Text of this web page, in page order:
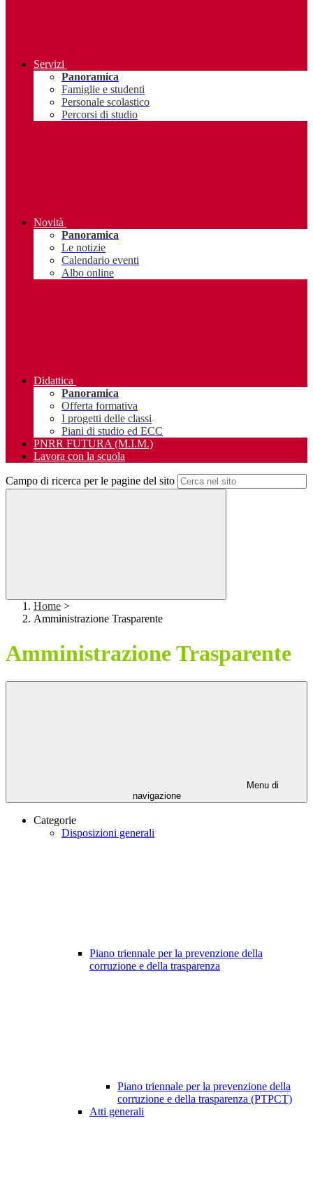
Servizi
Panoramica
Famiglie e studenti
Personale scolastico
Percorsi di studio
Novità
Panoramica
Le notizie
Calendario eventi
Albo online
Didattica
Panoramica
Offerta formativa
I progetti delle classi
Piani di studio ed ECC
PNRR FUTURA (M.I.M.)
Lavora con la scuola
Campo di ricerca per le pagine del sito
Home >
Amministrazione Trasparente
Amministrazione Trasparente
Menu di
navigazione
Categorie
Disposizioni generali
Piano triennale per la prevenzione della
corruzione e della trasparenza
Piano triennale per la prevenzione della
corruzione e della trasparenza (PTPCT)
Atti generali